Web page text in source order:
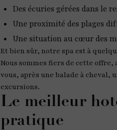
Des écuries gérées dans le
Une proximité des plages
Une situation au cœur des
Et bien sûr, notre spa est à
Nous sommes fiers de cette
vous, après une balade à cheval,
excursions.
Le meilleur
pratique